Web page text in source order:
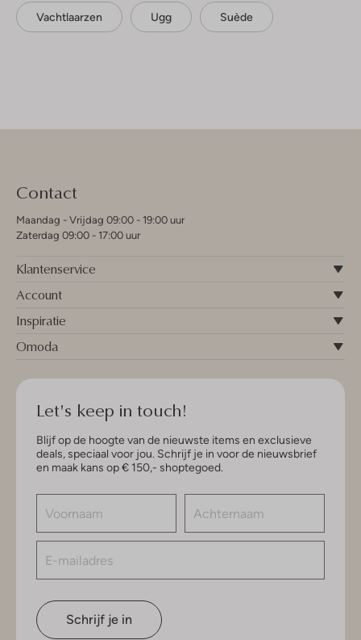
Vachtlaarzen Ugg Suède
Contact
Maandag - Vrijdag 09:00 - 19:00 uur
Zaterdag 09:00 - 17:00 uur
Klantenservice
Account
Inspiratie
Omoda
Let's keep in touch!
Blijf op de hoogte van de nieuwste items en exclusieve
deals, speciaal voor jou. Schrijf je in voor de nieuwsbrief
en maak kans op € 150,- shoptegoed.
Schrijf je in